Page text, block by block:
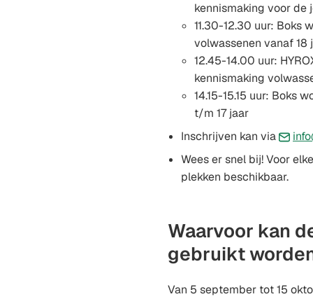
kennismaking voor de
11.30-12.30 uur: Boks
volwassenen vanaf 18
12.45-14.00 uur:
kennismaking
14.15-15.15 uur: Boks
t/m 17 jaar
Inschrijven kan via
Wees er snel bij! Voor
plekken beschikbaar.
Waarvoor kan
gebruikt
Van 5 september tot 15